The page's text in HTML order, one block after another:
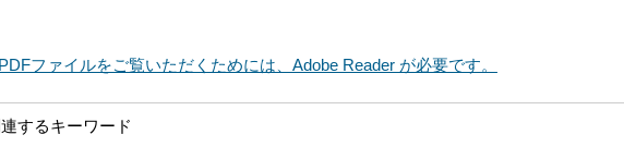
PDFファイルをご覧いただくためには、Adobe Reader が必要です。
するキーワード